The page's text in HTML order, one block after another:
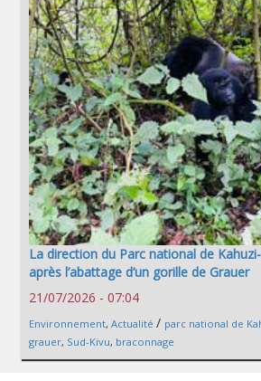
La direction du Parc national de
après l’abattage d’un gorille de Grauer
21/07/2026 - 07:04
Environnement, Actualité / parc national de
grauer, Sud-Kivu, braconnage